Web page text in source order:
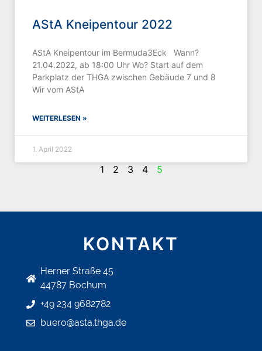
AStA Kneipentour 2022
AStA Kneipentour im Bermuda3Eck Wann?
21.04.2022, ab 18:00 Uhr Wo? Start auf dem
Parkplatz der THGA zwischen Gebäude 7 und 8
Wir vom AStA
WEITERLESEN »
1. April 2022
1 2 3 4 5
KONTAKT
Herner Straße 45
44787 Bochum
+49 234 9682782
buero@asta.thga.de